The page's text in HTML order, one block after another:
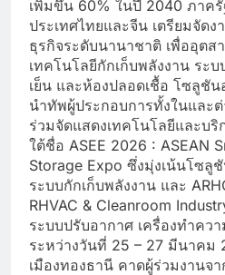
เพิ่มขึ้น 60% ในปี 2040 ภาค
ประเทศไทยและจีน เตรียมจัดง
ธุรกิจระดับนานาชาติ เพื่ออุตส
เทคโนโลยีกักเก็บพลังงาน ระ
เย็น และห้องปลอดเชื้อ โซลูชั
นำทัพผู้ประกอบการทั้งในและ
ร่วมจัดแสดงเทคโนโลยีและบ
ใต้ชื่อ ASEE 2026 : ASEAN
Storage Expo ซึ่งมุ่งเน้นโซลู
ระบบกักเก็บพลังงาน และ
RHVAC & Cleanroom
ระบบปรับอากาศ เครื่องทำคว
ระหว่างวันที่ 25 – 27 มีนาค
เมืองทองธานี คาดผู้ร่วมงานจ